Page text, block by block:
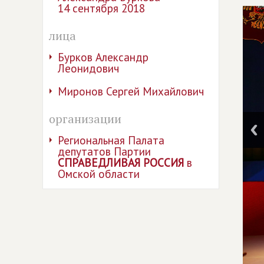
14 сентября 2018
лица
Бурков Александр
Леонидович
Миронов Сергей Михайлович
организации
Региональная Палата
депутатов Партии
СПРАВЕДЛИВАЯ РОССИЯ в
Омской области